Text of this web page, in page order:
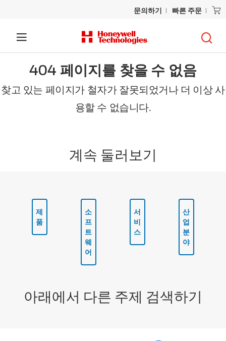
문의하기 빠른 주문
404 페이지를 찾을 수 없음
찾고 있는 페이지가 철자가 잘못되었거나 더 이상 사
용할 수 없습니다.
계속 둘러보기
제
품
소
프
트
웨
어
서
비
스
산
업
분
야
아래에서 다른 주제 검색하기